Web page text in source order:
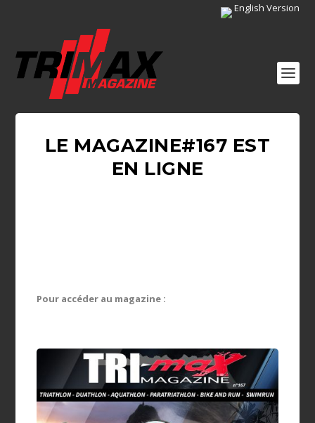
English Version
LE MAGAZINE#167 EST
EN LIGNE
Pour accéder au magazine :